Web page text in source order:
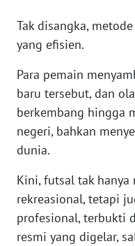
Tak disangka,
yang efisien.
Para pemain
baru tersebut, dan
berkembang hingga
negeri, bahkan
dunia.
Kini, futsal tak hanya
rekreasional, tetapi
profesional, terbukti
resmi yang digelar,
WN
BANTEN
WN
NTT
KEPRI